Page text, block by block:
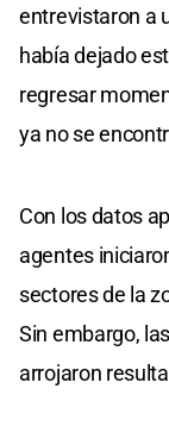
entrevistaron a
había dejado
regresar
ya no se
Con los datos
agentes
sectores de la
Sin embargo,
arrojaron